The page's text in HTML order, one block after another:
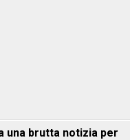
una brutta notizia per